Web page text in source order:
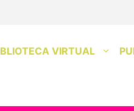
VIRTUAL